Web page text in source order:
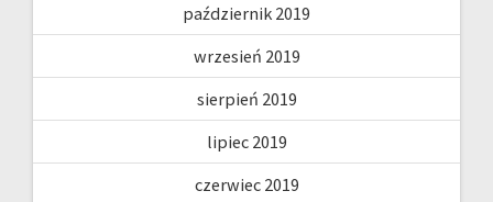
październik 2019
wrzesień 2019
sierpień 2019
lipiec 2019
czerwiec 2019